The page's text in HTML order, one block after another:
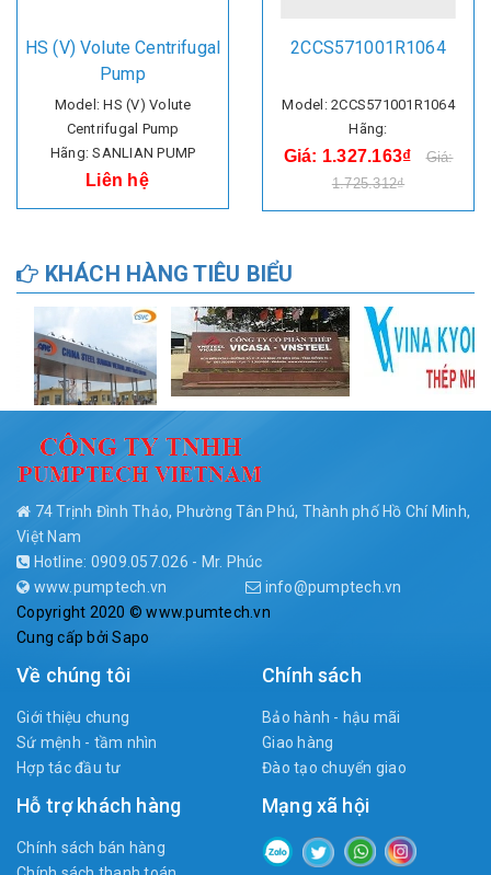
HS (V) Volute Centrifugal
Pump
Model: HS (V) Volute
Centrifugal Pump
Hãng: SANLIAN PUMP
Liên hệ
2CCS571001R1064
Model: 2CCS571001R1064
Hãng:
Giá: 1.327.163₫
Giá:
1.725.312₫
KHÁCH HÀNG TIÊU BIỂU
74 Trịnh Đình Thảo, Phường Tân Phú, Thành phố Hồ Chí Minh,
Việt Nam
Hotline: 0909.057.026 - Mr. Phúc
www.pumptech.vn
info@pumptech.vn
Copyright 2020 © www.pumtech.vn
Cung cấp bởiSapo
Về chúng tôi
Giới thiệu chung
Sứ mệnh - tầm nhìn
Hợp tác đầu tư
Chính sách
Bảo hành - hậu mãi
Giao hàng
Đào tạo chuyển giao
Hỗ trợ khách hàng
Chính sách bán hàng
Mạng xã hội